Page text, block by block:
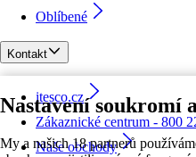
Nastavení soukromí
My a našich 18 partnerů
Oblíbené
Kontakt
itesco.cz
Zákaznické centrum - 800
Naše obchody